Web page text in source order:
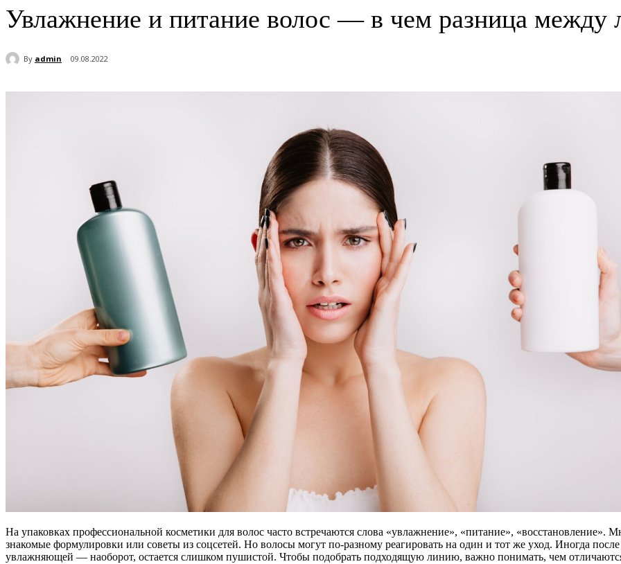
Увлажнение и питание волос — в чем разница между
By admin 09.08.2022
На упаковках профессиональной косметики для волос часто встречаются слова «увлажнение», «питание», «восстановление».
знакомые формулировки или советы из соцсетей. Но волосы могут по-разному реагировать на один и тот же уход. Иногда
увлажняющей — наоборот, остается слишком пушистой. Чтобы подобрать подходящую линию, важно понимать, чем